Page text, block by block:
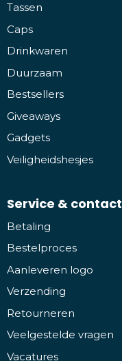
Tassen
Caps
Drinkwaren
Duurzaam
Bestsellers
Giveaways
Gadgets
Veiligheidshesjes
Service & contact
Betaling
Bestelproces
Aanleveren logo
Verzending
Retourneren
Veelgestelde vragen
Vacatures